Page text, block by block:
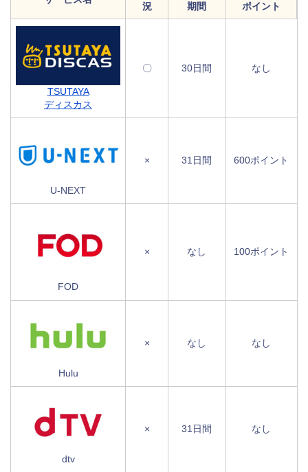
況 期間 ポイント
TSUTAYA
ディスカス
〇 30日間 なし
U-NEXT
× 31日間 600ポイント
FOD
× なし 100ポイント
Hulu
× なし なし
dtv
× 31日間 なし